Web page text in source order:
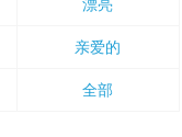
漂亮
亲爱的
全部